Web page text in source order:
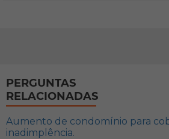
PERGUNTAS
RELACIONADAS
Aumento de condomínio para
inadimplência.